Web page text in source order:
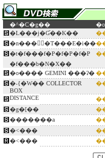
�^�C�g��
�L���j�Ɠ��K��
�n���𓥂񂾂�T���E�i��
�t�f���f�P�f�P�f�P
�f���b�N�X��
�o���� GEMINI ���ʔ�
�˖{�W�� COLLECTOR
BOX
DISTANCE
�g�[��
�������a
�˂���
�˂���